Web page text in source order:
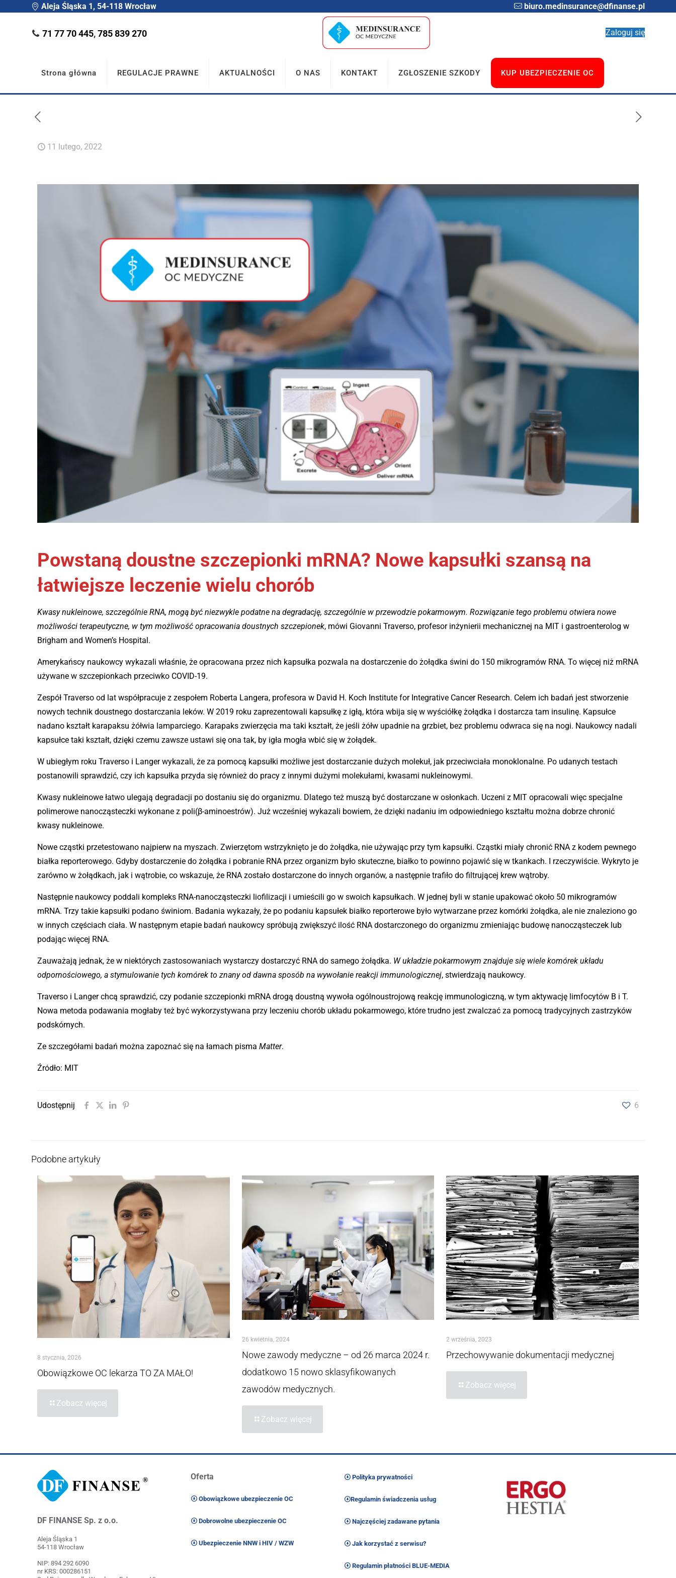
Aleja Śląska 1, 54-118 Wrocław biuro.medinsurance@dfinanse.pl
71 77 70 445,785 839 270 Zaloguj się
Strona główna REGULACJE PRAWNE AKTUALNOŚCI O NAS KONTAKT ZGŁOSZENIE SZKODY KUP UBEZPIECZENIE OC
11 lutego, 2022
Powstaną doustne szczepionki mRNA? Nowe kapsułki szansą na
łatwiejsze leczenie wielu chorób
Kwasy nukleinowe, szczególnie RNA, mogą być niezwykle podatne na degradację, szczególnie w przewodzie pokarmowym. Rozwiązanie tego problemu otwiera nowe
możliwości terapeutyczne, w tym możliwość opracowania doustnych szczepionek, mówi Giovanni Traverso, profesor inżynierii mechanicznej na MIT i gastroenterolog w
Brigham and Women’s Hospital.
Amerykańscy naukowcy wykazali właśnie, że opracowana przez nich kapsułka pozwala na dostarczenie do żołądka świni do 150 mikrogramów RNA. To więcej niż mRNA
używane w szczepionkach przeciwko COVID-19.
Zespół Traverso od lat współpracuje z zespołem Roberta Langera, profesora w David H. Koch Institute for Integrative Cancer Research. Celem ich badań jest stworzenie
nowych technik doustnego dostarczania leków. W 2019 roku zaprezentowali kapsułkę z igłą, która wbija się w wyściółkę żołądka i dostarcza tam insulinę. Kapsułce
nadano kształt karapaksu żółwia lamparciego. Karapaks zwierzęcia ma taki kształt, że jeśli żółw upadnie na grzbiet, bez problemu odwraca się na nogi. Naukowcy nadali
kapsułce taki kształt, dzięki czemu zawsze ustawi się ona tak, by igła mogła wbić się w żołądek.
W ubiegłym roku Traverso i Langer wykazali, że za pomocą kapsułki możliwe jest dostarczanie dużych molekuł, jak przeciwciała monoklonalne. Po udanych testach
postanowili sprawdzić, czy ich kapsułka przyda się również do pracy z innymi dużymi molekułami, kwasami nukleinowymi.
Kwasy nukleinowe łatwo ulegają degradacji po dostaniu się do organizmu. Dlatego też muszą być dostarczane w osłonkach. Uczeni z MIT opracowali więc specjalne
polimerowe nanocząsteczki wykonane z poli(β-aminoestrów). Już wcześniej wykazali bowiem, że dzięki nadaniu im odpowiedniego kształtu można dobrze chronić
kwasy nukleinowe.
Nowe cząstki przetestowano najpierw na myszach. Zwierzętom wstrzyknięto je do żołądka, nie używając przy tym kapsułki. Cząstki miały chronić RNA z kodem pewnego
białka reporterowego. Gdyby dostarczenie do żołądka i pobranie RNA przez organizm było skuteczne, białko to powinno pojawić się w tkankach. I rzeczywiście. Wykryto je
zarówno w żołądkach, jak i wątrobie, co wskazuje, że RNA zostało dostarczone do innych organów, a następnie trafiło do filtrującej krew wątroby.
Następnie naukowcy poddali kompleks RNA-nanocząsteczki liofilizacji i umieścili go w swoich kapsułkach. W jednej byli w stanie upakować około 50 mikrogramów
mRNA. Trzy takie kapsułki podano świniom. Badania wykazały, że po podaniu kapsułek białko reporterowe było wytwarzane przez komórki żołądka, ale nie znaleziono go
w innych częściach ciała. W następnym etapie badań naukowcy spróbują zwiększyć ilość RNA dostarczonego do organizmu zmieniając budowę nanocząsteczek lub
podając więcej RNA.
Zauważają jednak, że w niektórych zastosowaniach wystarczy dostarczyć RNA do samego żołądka. W układzie pokarmowym znajduje się wiele komórek układu
odpornościowego, a stymulowanie tych komórek to znany od dawna sposób na wywołanie reakcji immunologicznej, stwierdzają naukowcy.
Traverso i Langer chcą sprawdzić, czy podanie szczepionki mRNA drogą doustną wywoła ogólnoustrojową reakcję immunologiczną, w tym aktywację limfocytów B i T.
Nowa metoda podawania mogłaby też być wykorzystywana przy leczeniu chorób układu pokarmowego, które trudno jest zwalczać za pomocą tradycyjnych zastrzyków
podskórnych.
Ze szczegółami badań można zapoznać się na łamach pismaMatter.
Źródło: MIT
Udostępnij 6
Podobne artykuły
8 stycznia, 2026
Obowiązkowe OC lekarza TO ZA MAŁO!
Zobacz więcej
26 kwietnia, 2024
Nowe zawody medyczne – od 26 marca 2024 r.
dodatkowo 15 nowo sklasyfikowanych
zawodów medycznych.
Zobacz więcej
2 września, 2023
Przechowywanie dokumentacji medycznej
Zobacz więcej
DF FINANSE Sp. z o.o.
Aleja Śląska 1
54-118 Wrocław
NIP: 894 292 6090
nr KRS: 000286151
Oferta
Obowiązkowe ubezpieczenie OC
Dobrowolne ubezpieczenie OC
Ubezpieczenie NNW i HIV / WZW
Polityka prywatności
Regulamin świadczenia usług
Najczęściej zadawane pytania
Jak korzystać z serwisu?
Regulamin płatności BLUE-MEDIA